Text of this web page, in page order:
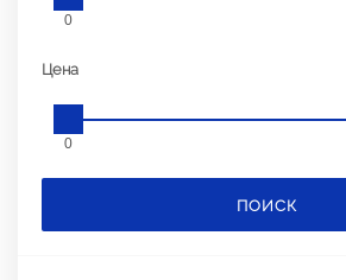
0
Цена
0
ПОИСК